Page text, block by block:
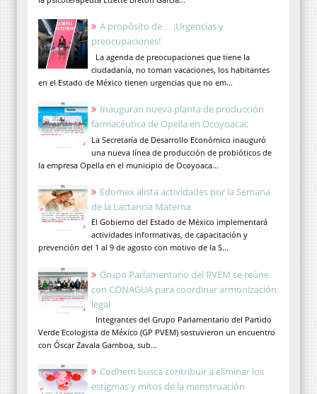
A propósito de… ¡Urgencias y
preocupaciones!
La agenda de preocupaciones que tiene la
ciudadanía, no toman vacaciones, los habitantes
en el Estado de México tienen urgencias que no em...
Inauguran nueva planta de producción
farmacéutica de Opella en Ocoyoacac
La Secretaría de Desarrollo Económico inauguró
una nueva línea de producción de probióticos de
la empresa Opella en el municipio de Ocoyoaca...
Edomex alista actividades por la Semana
de la Lactancia Materna
El Gobierno del Estado de México implementará
actividades informativas, de capacitación y
prevención del 1 al 9 de agosto con motivo de la S...
Grupo Parlamentario del PVEM se reúne
con CONAGUA para coordinar armonización
legal
Integrantes del Grupo Parlamentario del Partido
Verde Ecologista de México (GP PVEM) sostuvieron un encuentro
con Óscar Zavala Gamboa, sub...
Codhem busca contribuir a eliminar los
estigmas y mitos de la menstruación